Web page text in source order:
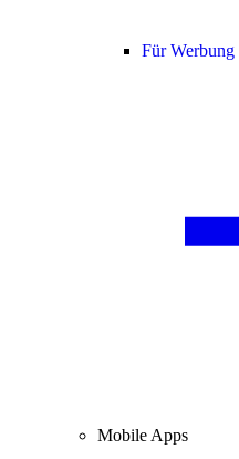
Für Werbung
Mobile Apps